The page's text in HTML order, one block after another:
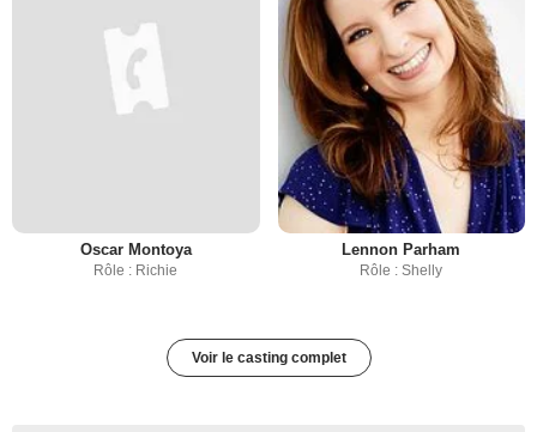
Oscar Montoya
Rôle : Richie
Lennon Parham
Rôle : Shelly
Voir le casting complet